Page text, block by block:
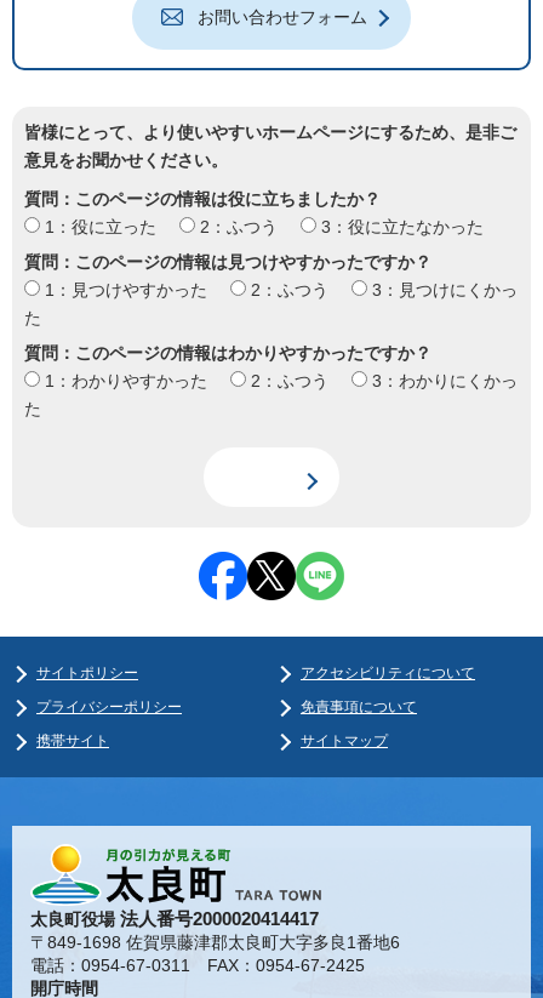
お問い合わせフォーム
皆様にとって、より使いやすいホームページにするため、是非ご
意見をお聞かせください。
質問：このページの情報は役に立ちましたか？
1：役に立った
2：ふつう
3：役に立たなかった
質問：このページの情報は見つけやすかったですか？
1：見つけやすかった
2：ふつう
3：見つけにくかっ
た
質問：このページの情報はわかりやすかったですか？
1：わかりやすかった
2：ふつう
3：わかりにくかっ
た
サイトポリシー
アクセシビリティについて
プライバシーポリシー
免責事項について
携帯サイト
サイトマップ
太良町役場法人番号2000020414417
〒849-1698 佐賀県藤津郡太良町大字多良1番地6
電話：0954-67-0311 FAX：0954-67-2425
開庁時間